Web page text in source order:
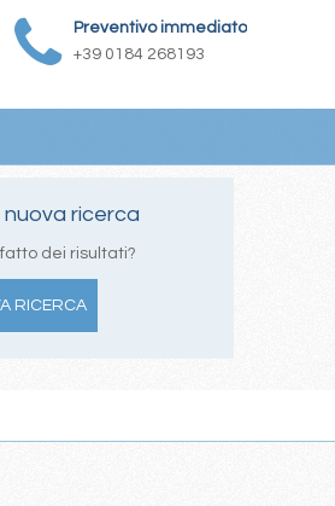
Preventivo immediato
+39 0184 268193
ricerca
dei risultati?
RICERCA